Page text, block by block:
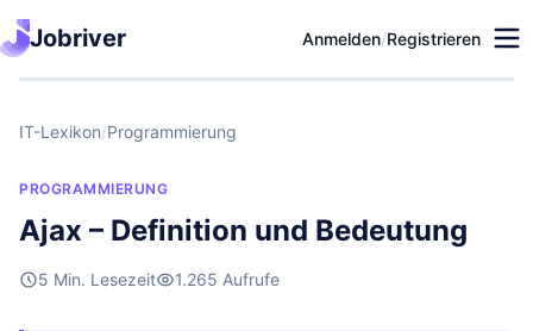
Jobriver Anmelden/Registrieren
IT-Lexikon/Programmierung
PROGRAMMIERUNG
Ajax – Definition und Bedeutung
5 Min. Lesezeit 1.265 Aufrufe